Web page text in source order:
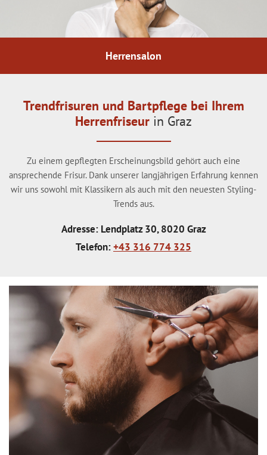
Herrensalon
Trendfrisuren und Bartpflege bei Ihrem
Herrenfriseur in Graz
Zu einem gepflegten Erscheinungsbild gehört auch eine
ansprechende Frisur. Dank unserer langjährigen Erfahrung kennen
wir uns sowohl mit Klassikern als auch mit den neuesten Styling-
Trends aus.
Adresse: Lendplatz 30, 8020 Graz
Telefon:+43 316 774 325